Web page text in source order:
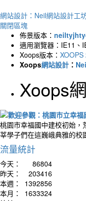
網站設計：Neil網站設計工
關閉區塊
佈景版本：
適用瀏覽器：IE11、
Xoops版本： XOOPS
Xoops網站設計 ：
Xoops
桃園市幸福國中建校初始
莘學子們在這巍峨典雅的校
流量統計
今天：
86804
昨天：
203416
本週：
1392856
本月：
1633324